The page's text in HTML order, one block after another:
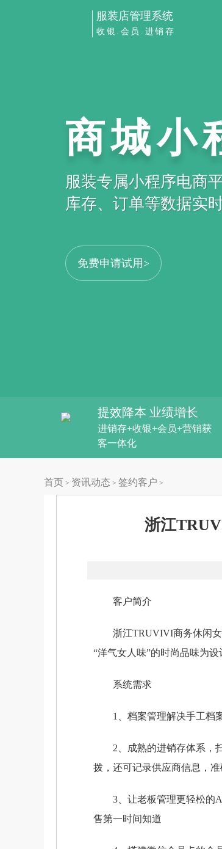
服装店管理系统
收银.会员.进销存
商城小
服装专属小程序电商
库存、订单等数据实
免费申请试用>
提效降本 业绩增长
进销存+收银+会员+营销获
客一体化
首页 > 资讯动态 > 签约客户 >
浙江
客户简介
浙江TRUVIVI商务休闲女
“洋气女人味”的时尚品味为
系统需求
1、档案管理解决手工档案
2、成熟的进销存体系，扫
拨，还可记录供应商信息，
3、让老板管理更轻松的
售第一时间知道